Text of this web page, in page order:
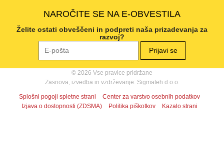
NAROČITE SE NA E-OBVESTILA
Želite ostati obveščeni in podpreti naša prizadevanja za
razvoj?
© 2026 Vse pravice pridržane
Zasnova, izvedba in vzdrževanje: Sigmateh d.o.o.
Splošni pogoji spletne strani
Center za varstvo osebnih podatkov
Izjava o dostopnosti (ZDSMA)
Politika piškotkov Kazalo strani